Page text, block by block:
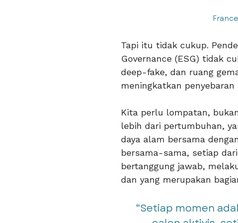
Tapi itu tidak cukup.
Governance (ESG) tidak
deep-fake, dan ruang
meningkatkan
Kita perlu lompatan,
lebih dari pertumbuhan,
daya alam bersama
bersama-sama, setiap
bertanggung jawab,
dan yang merupakan
“Setiap momen